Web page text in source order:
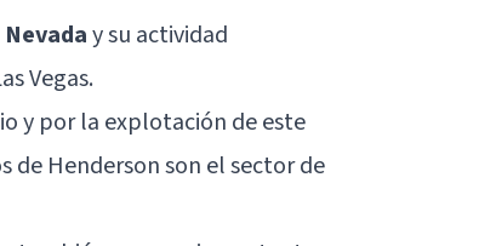
y su actividad
Vegas.
y por la explotación de este
Henderson son el sector de